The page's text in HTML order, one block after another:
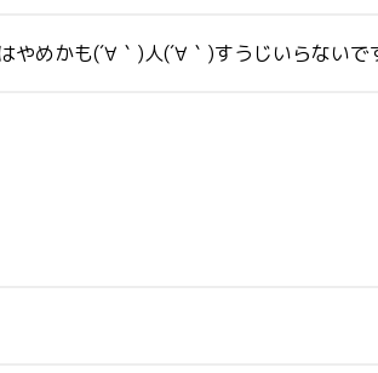
めかも(´∀｀)人(´∀｀)すうじいらないで